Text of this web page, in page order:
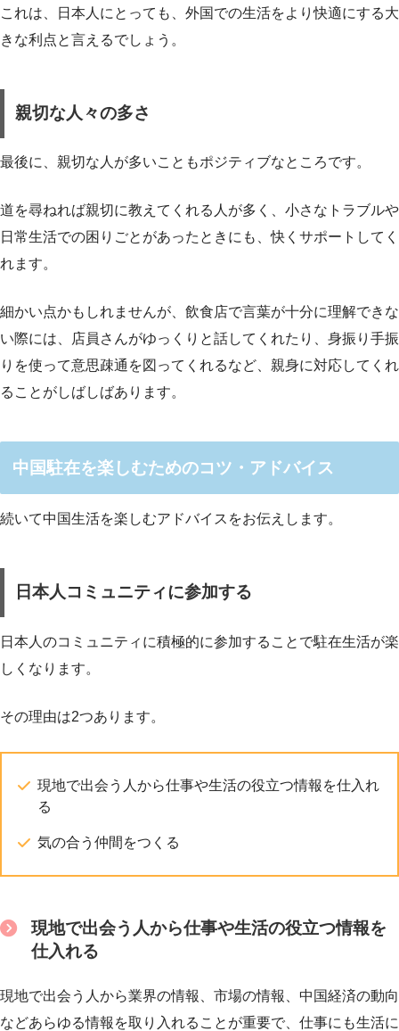
これは、日本人にとっても、外国での生活をより快適にする大
きな利点と言えるでしょう。
親切な人々の多さ
最後に、親切な人が多いこともポジティブなところです。
道を尋ねれば親切に教えてくれる人が多く、小さなトラブルや
日常生活での困りごとがあったときにも、快くサポートしてく
れます。
細かい点かもしれませんが、飲食店で言葉が十分に理解できな
い際には、店員さんがゆっくりと話してくれたり、身振り手振
りを使って意思疎通を図ってくれるなど、親身に対応してくれ
ることがしばしばあります。
中国駐在を楽しむためのコツ・アドバイス
続いて中国生活を楽しむアドバイスをお伝えします。
日本人コミュニティに参加する
日本人のコミュニティに積極的に参加することで駐在生活が楽
しくなります。
その理由は2つあります。
現地で出会う人から仕事や生活の役立つ情報を仕入れ
る
気の合う仲間をつくる
現地で出会う人から仕事や生活の役立つ情報を
仕入れる
現地で出会う人から業界の情報、市場の情報、中国経済の動向
などあらゆる情報を取り入れることが重要で、仕事にも生活に